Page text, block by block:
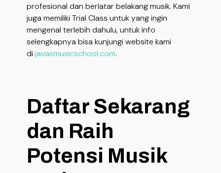
profesional dan berlatar belakang musik. Kami
juga memiliki Trial Class untuk yang ingin
mengenal terlebih dahulu, untuk info
selengkapnya bisa kunjungi website kami
di javasmusicschool.com.
Daftar Sekarang
dan Raih
Potensi Musik